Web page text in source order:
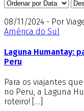
08/11/2024 - Por
América do Sul
Laguna Humantay:
Peru
Para os viajantes
no Peru, a Laguna
roteiro! […]